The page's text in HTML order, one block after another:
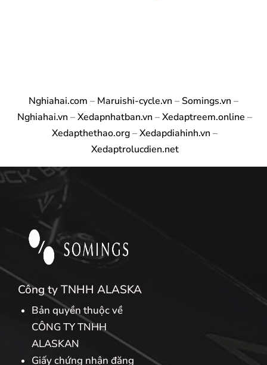
Nghiahai.com – Maruishi-cycle.vn – Somings.vn –
Nghiahai.vn –Xedapnhatban.vn –Xedaptreem.online –
Xedapthethao.org–Xedapdiahinh.vn –
Xedaptrolucdien.net
Công ty TNHH ALASKA
Bản quyền thuộc về
CÔNG TY TNHH
ALASKAN
Giấy chứng nhận đăng